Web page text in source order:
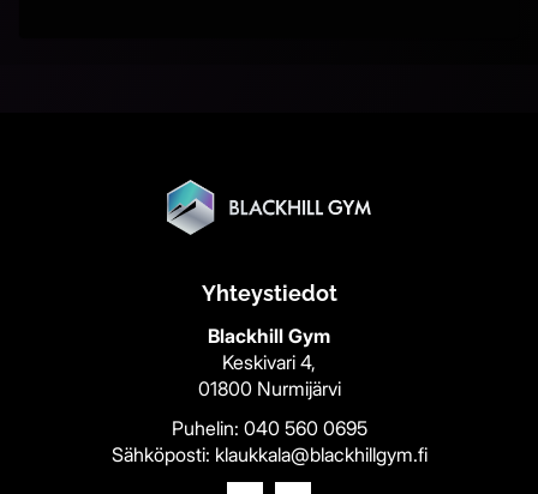
Yhteystiedot
Blackhill Gym
Keskivari 4,
01800 Nurmijärvi
Puhelin: 040 560 0695
Sähköposti: klaukkala@blackhillgym.fi